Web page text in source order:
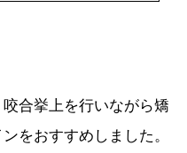
合挙上を行いながら矯
をおすすめしました。